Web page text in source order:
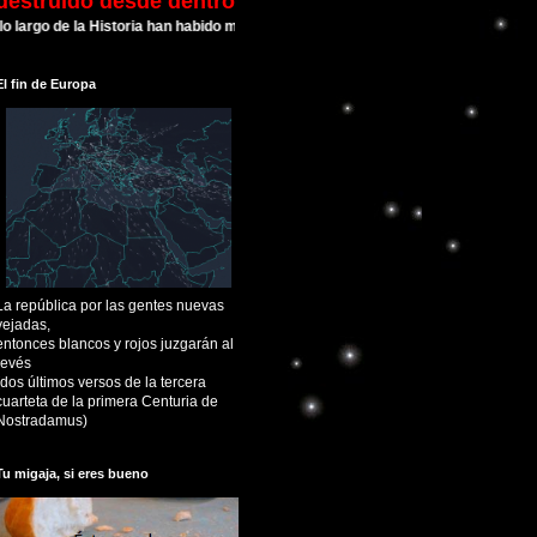
de la Historia han habido muchas Civilizaciones que alcanzaron su esplendor
fin de Europa
república por las gentes nuevas
blancos y rojos juzgarán al
últimos versos de la tercera
de la primera Centuria de
migaja, si eres bueno